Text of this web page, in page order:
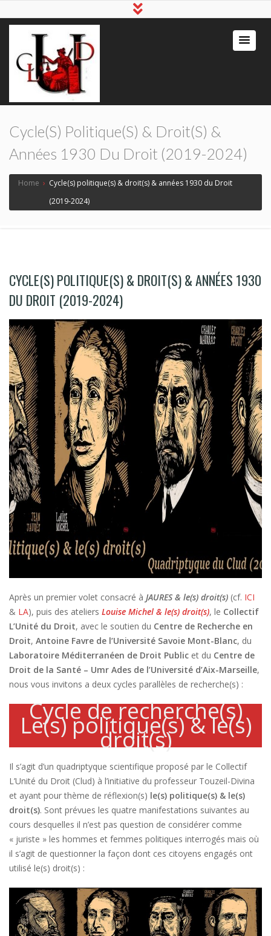
Cycle(s) Politique(s) & Droit(s) &
Années 1930 Du Droit (2019-2024)
Home › Cycle(s) politique(s) & droit(s) & années 1930 du Droit
(2019-2024)
CYCLE(S) POLITIQUE(S) & DROIT(S) & ANNÉES 1930
DU DROIT (2019-2024)
Après un premier volet consacré à JAURES & le(s) droit(s) (cf. ICI
& LA), puis des ateliers Louise Michel & le(s) droit(s), le Collectif
L’Unité du Droit, avec le soutien du Centre de Recherche en
Droit, Antoine Favre de l’Université Savoie Mont-Blanc, du
Laboratoire Méditerranéen de Droit Public et du Centre de
Droit de la Santé – Umr Ades de l’Université d’Aix-Marseille,
nous vous invitons a deux cycles parallèles de recherche(s) :
Cycle de recherche(s)
Le(s) politique(s) & le(s)
droit(s)
Il s’agit d’un quadriptyque scientifique proposé par le Collectif
L’Unité du Droit (Clud) à l’initiative du professeur Touzeil-Divina
et ayant pour thème de réflexion(s) le(s) politique(s) & le(s)
droit(s). Sont prévues les quatre manifestations suivantes au
cours desquelles il n’est pas question de considérer comme
« juriste » les hommes et femmes politiques interrogés mais où
il s’agit de questionner la façon dont ces citoyens engagés ont
utilisé le(s) droit(s) :